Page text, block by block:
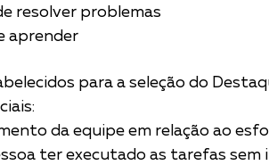
resolver problemas
aprender
para a seleção do
da equipe em relação ao
ter executado as tarefas sem